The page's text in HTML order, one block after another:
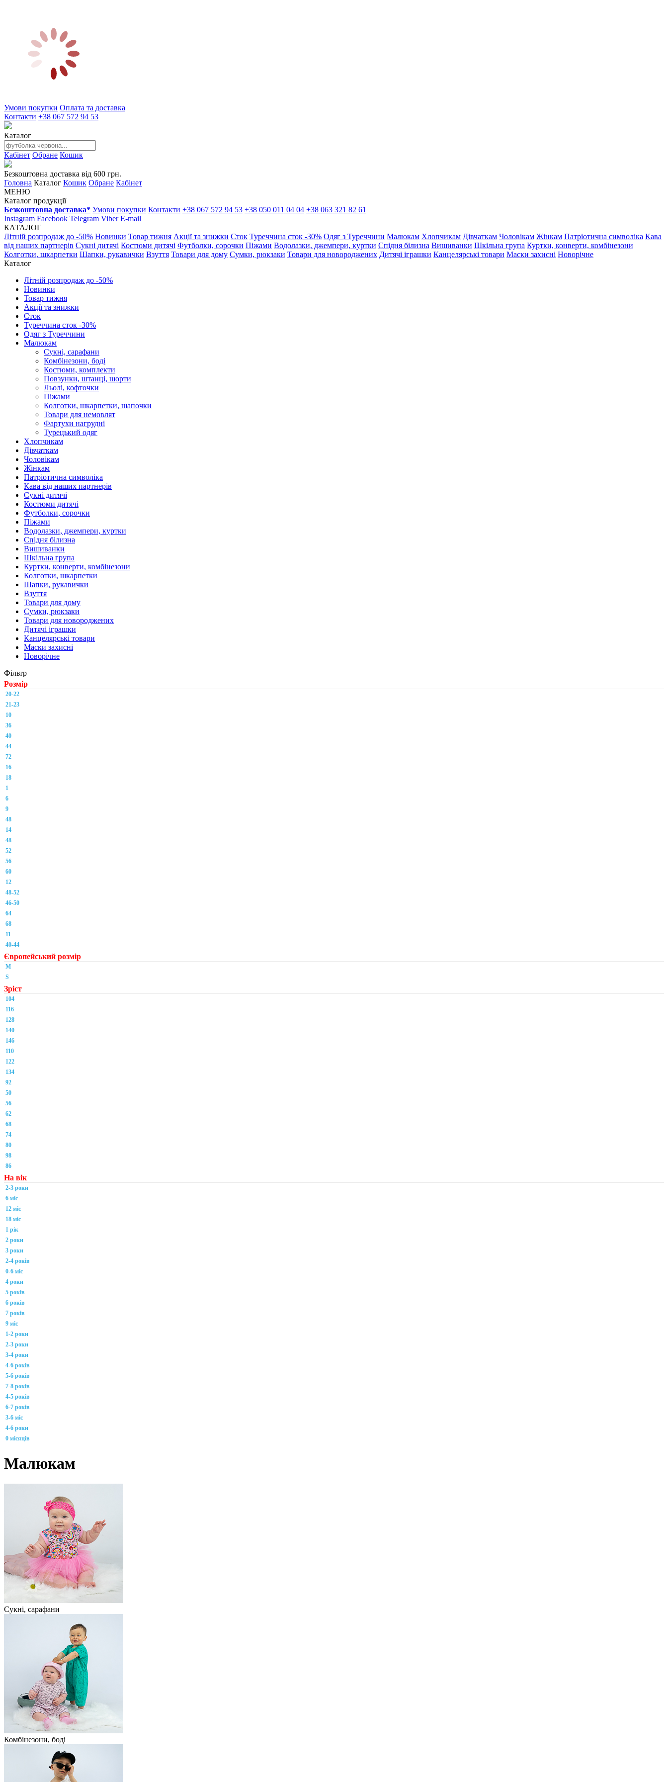
Умови покупки Оплата та доставка
Контакти +38 067 572 94 53
Каталог
Кабінет Обране Кошик
Безкоштовна доставка від 600 грн.
Головна Каталог Кошик Обране Кабінет
МЕНЮ
Каталог продукції
Безкоштовна доставка* Умови покупки Контакти +38 067 572 94 53 +38 050 011 04 04 +38 063 321 82 61
Instagram Facebook Telegram Viber E-mail
КАТАЛОГ
Літній розпродаж до -50% Новинки Товар тижня Акції та знижки Сток Туреччина сток -30% Одяг з Туреччини Малюкам Хлопчикам Дівчаткам Чоловікам Жінкам Патріотична символіка Кава
від наших партнерів Сукні дитячі Костюми дитячі Футболки, сорочки Піжами Водолазки, джемпери, куртки Спідня білизна Вишиванки Шкільна група Куртки, конверти, комбінезони
Колготки, шкарпетки Шапки, рукавички Взуття Товари для дому Сумки, рюкзаки Товари для новороджених Дитячі іграшки Канцелярські товари Маски захисні Новорічне
Каталог
Літній розпродаж до -50%
Новинки
Товар тижня
Акції та знижки
Сток
Туреччина сток -30%
Одяг з Туреччини
Малюкам
Сукні, сарафани
Комбінезони, боді
Костюми, комплекти
Повзунки, штанці, шорти
Льолі, кофточки
Піжами
Колготки, шкарпетки, шапочки
Товари для немовлят
Фартухи нагрудні
Турецький одяг
Хлопчикам
Дівчаткам
Чоловікам
Жінкам
Патріотична символіка
Кава від наших партнерів
Сукні дитячі
Костюми дитячі
Футболки, сорочки
Піжами
Водолазки, джемпери, куртки
Спідня білизна
Вишиванки
Шкільна група
Куртки, конверти, комбінезони
Колготки, шкарпетки
Шапки, рукавички
Взуття
Товари для дому
Сумки, рюкзаки
Товари для новороджених
Дитячі іграшки
Канцелярські товари
Маски захисні
Новорічне
Фільтр
Розмір
20-22
21-23
10
36
40
44
72
16
18
1
6
9
48
14
48
52
56
60
12
48-52
46-50
64
68
11
40-44
Європейський розмір
M
S
Зріст
104
116
128
140
146
110
122
134
92
50
56
62
68
74
80
98
86
На вік
2-3 роки
6 міс
12 міс
18 міс
1 рік
2 роки
3 роки
2-4 років
0-6 міс
4 роки
5 років
6 років
7 років
9 міс
1-2 роки
2-3 роки
3-4 роки
4-6 років
5-6 років
7-8 років
4-5 років
6-7 років
3-6 міс
4-6 роки
0 місяців
Малюкам
Сукні, сарафани
Комбінезони, боді